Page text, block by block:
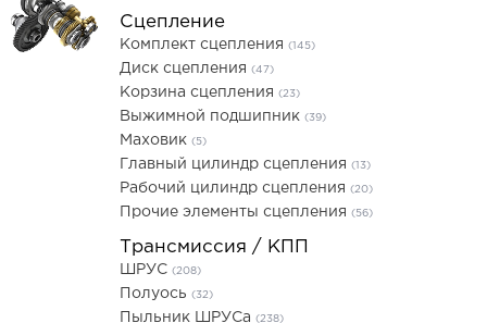
Сцепление
Комплект сцепления (145)
Диск сцепления (47)
Корзина сцепления (23)
Выжимной подшипник (39)
Маховик (5)
Главный цилиндр сцепления (13)
Рабочий цилиндр сцепления (20)
Прочие элементы сцепления (56)
Трансмиссия / КПП
ШРУС (208)
Полуось (32)
Пыльник ШРУСа (238)